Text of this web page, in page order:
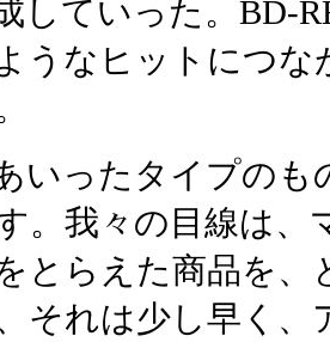
していった。BD-
うなヒットにつな
いったタイプのも
。我々の目線は、
とらえた商品を、
それは少し早く、